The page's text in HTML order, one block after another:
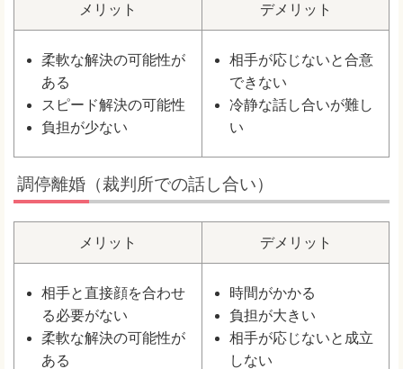
メリット デメリット
柔軟な解決の可能性が
ある
スピード解決の可能性
負担が少ない
相手が応じないと合意
できない
冷静な話し合いが難し
い
調停離婚（裁判所での話し合い）
メリット デメリット
相手と直接顔を合わせ
る必要がない
柔軟な解決の可能性が
ある
時間がかかる
負担が大きい
相手が応じないと成立
しない